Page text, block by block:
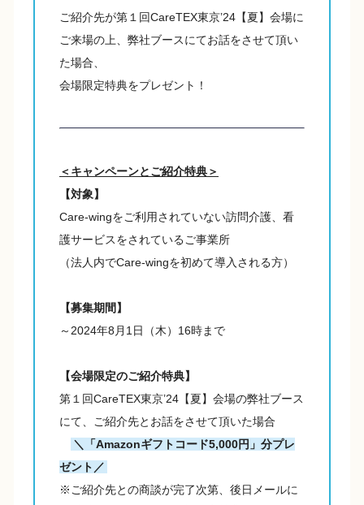
ご紹介先が第１回CareTEX東京’24【夏】会場に
ご来場の上、弊社ブースにてお話をさせて頂い
た場合、
会場限定特典をプレゼント！
＜キャンペーンとご紹介特典＞
【対象】
Care-wingをご利用されていない訪問介護、看
護サービスをされているご事業所
（法人内でCare-wingを初めて導入される方）
【募集期間】
～2024年8月1日（木）16時まで
【会場限定のご紹介特典】
第１回CareTEX東京’24【夏】会場の弊社ブース
にて、ご紹介先とお話をさせて頂いた場合
＼「Amazonギフトコード5,000円」分プレ
ゼント／
※ご紹介先との商談が完了次第、後日メールに